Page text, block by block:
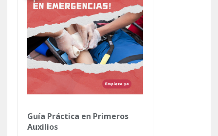
Guía Práctica en Primeros
Auxilios